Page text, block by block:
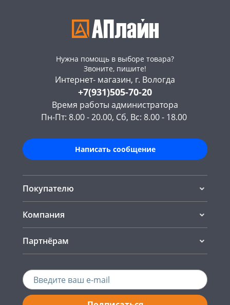
Нужна помощь в выборе товара?
Звоните, пишите!
Интернет- магазин, г. Вологда
+7(931)505-70-20
Время работы администратора
Пн-Пт: 8.00 - 20.00, Сб, Вс: 8.00 - 18.00
Написать сообщение
Покупателю
Компания
Партнёрам